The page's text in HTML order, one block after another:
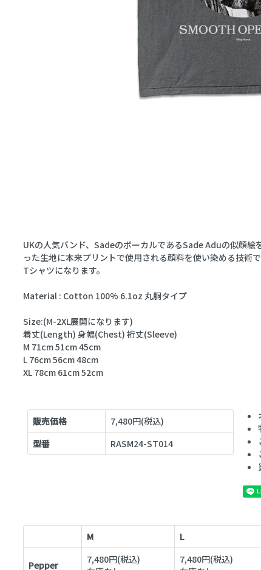
UKの人気バンド、SadeのボーカルであるSade Aduの似顔
った生地に本来プリントで使用される顔料を使い染める技術
Tシャツになります。
Material : Cotton 100% 6.1oz 丸胴タイプ
Size:(M-2XL展開になります)
着丈(Length) 身幅(Chest) 裄丈(Sleeve)
M 71cm 51cm 45cm
L 76cm 56cm 48cm
XL 78cm 61cm 52cm
販売価格
7,480円(税込)
型番
RASM24-ST014
M L
Pepper
7,480円(税込)
7,480円(税込)